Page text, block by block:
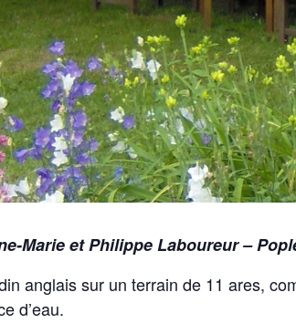
Marie et Philippe Laboureur –
anglais sur un terrain de 11 ares,
d’eau.